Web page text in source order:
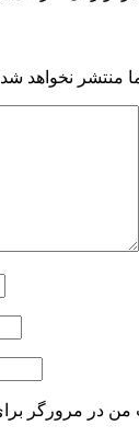
منتشر نخواهد